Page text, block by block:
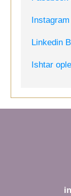
Linkedin
Ishtar